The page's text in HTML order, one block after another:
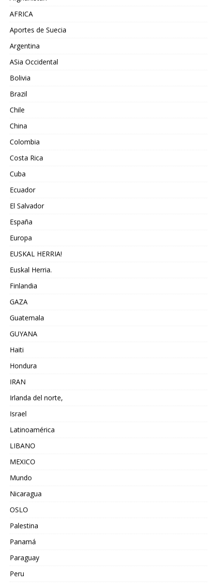
AFRICA
Aportes de Suecia
Argentina
ASia Occidental
Bolivia
Brazil
Chile
China
Colombia
Costa Rica
Cuba
Ecuador
El Salvador
España
Europa
EUSKAL HERRIA!
Euskal Herria.
Finlandia
GAZA
Guatemala
GUYANA
Haiti
Hondura
IRAN
Irlanda del norte,
Israel
Latinoamérica
LIBANO
MEXICO
Mundo
Nicaragua
OSLO
Palestina
Panamá
Paraguay
Peru